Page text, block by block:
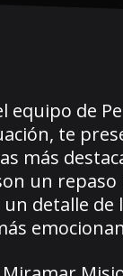
equipo de
te
más
un
detalle